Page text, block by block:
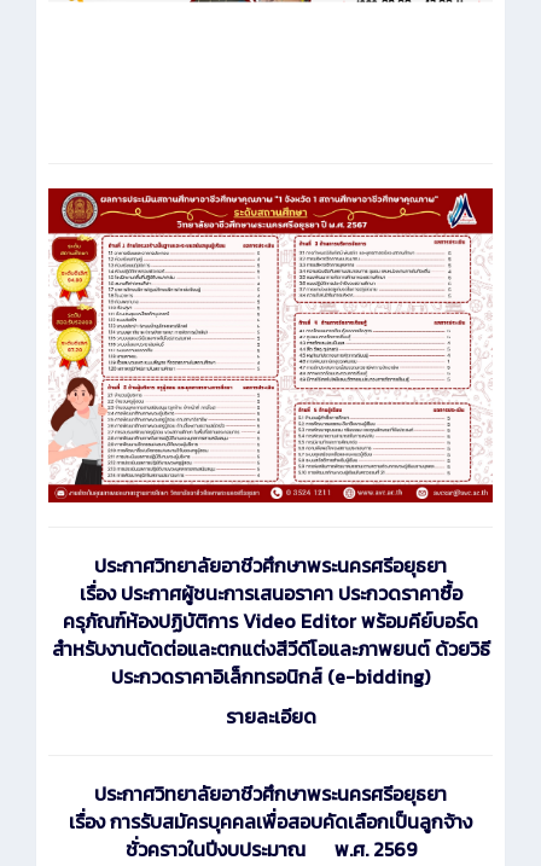
ประกาศวิทยาลัยอาชีวศึกษาพระนครศรีอยุธยา
เรื่อง ประกาศผู้ชนะการเสนอราคา ประกวดราคาซื้อ
ครุภัณฑ์ห้องปฏิบัติการ Video Editor พร้อมคีย์บอร์ด
สำหรับงานตัดต่อและตกแต่งสีวีดีโอและภาพยนต์ ด้วยวิธี
ประกวดราคาอิเล็กทรอนิกส์ (e-bidding)
รายละเอียด
ประกาศวิทยาลัยอาชีวศึกษาพระนครศรีอยุธยา
เรื่อง การรับสมัครบุคคลเพื่อสอบคัดเลือกเป็นลูกจ้าง
ชั่วคราวในปีงบประมาณ พ.ศ. 2569